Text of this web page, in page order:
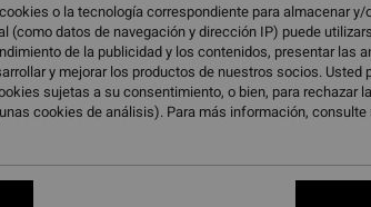
o la tecnología correspondiente para almacenar
(como datos de navegación y dirección IP) puede
de la publicidad y los contenidos, presentar las
y mejorar los productos de nuestros socios. Usted
sujetas a su consentimiento, o bien, para rechazar
cookies de análisis). Para más información, consulte